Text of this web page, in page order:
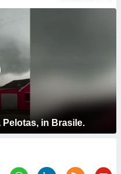
in Brasile.